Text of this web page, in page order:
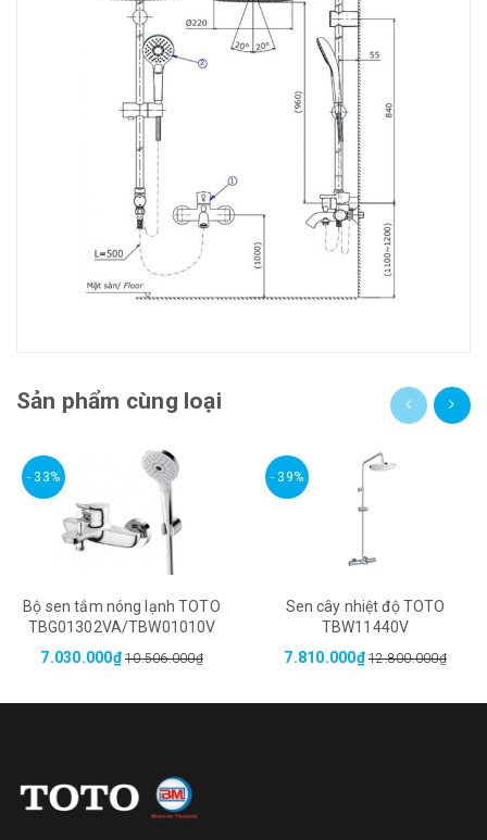
Sản phẩm cùng loại
- 33%
Bộ sen tắm nóng lạnh TOTO
TBG01302VA/TBW01010V
7.030.000₫ 10.506.000₫
- 39%
Sen cây nhiệt độ TOTO
TBW11440V
7.810.000₫ 12.800.000₫